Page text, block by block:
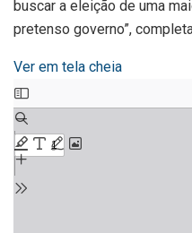
buscar a eleição de uma
pretenso governo”,
Ver em tela cheia
Skip
to
PDF
content